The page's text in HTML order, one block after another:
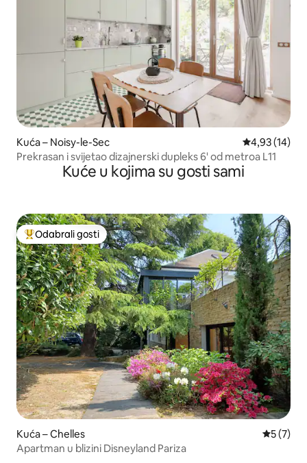
Kuća – Noisy-le-Sec Prosječna
4,93 (14)
Prekrasan i svijetao dizajnerski dupleks 6' od metroa L11
Kuće u kojima su gosti sami
Među najviše rangiranima s oznakom „Odabrali gosti”
Odabrali gosti
Kuća – Chelles
5 (7)
Apartman u blizini Disneyland Pariza